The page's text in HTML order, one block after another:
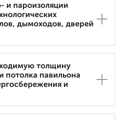
и пароизоляции
дымоходов, дверей
толщину
потолка павильона
и